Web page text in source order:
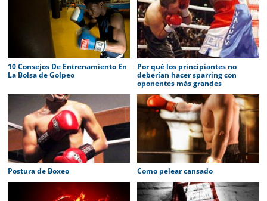
10 Consejos De Entrenamiento En
La Bolsa de Golpeo
Por qué los principiantes no
deberían hacer sparring con
oponentes más grandes
Postura de Boxeo Como pelear cansado